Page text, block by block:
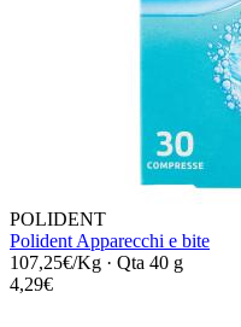
POLIDENT
Polident Apparecchi e bite
107,25€/Kg · Qta 40 g
4,29€